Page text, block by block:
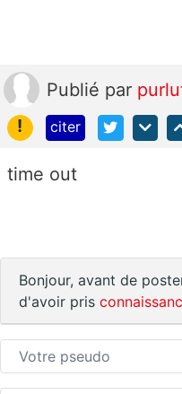
Publié par
!
citer
time out
Bonjour, avant de
d'avoir pris